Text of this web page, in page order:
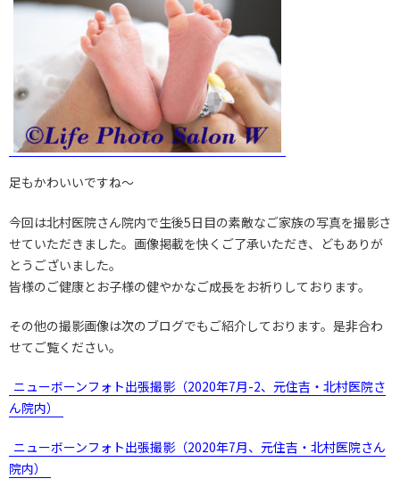
足もかわいいですね～
今回は北村医院さん院内で生後5日目の素敵なご家族の写真を撮影さ
せていただきました。画像掲載を快くご了承いただき、どもありが
とうございました。
皆様のご健康とお子様の健やかなご成長をお祈りしております。
その他の撮影画像は次のブログでもご紹介しております。是非合わ
せてご覧ください。
ニューボーンフォト出張撮影（2020年7月-2、元住吉・北村医院さ
ん院内）
ニューボーンフォト出張撮影（2020年7月、元住吉・北村医院さん
院内）